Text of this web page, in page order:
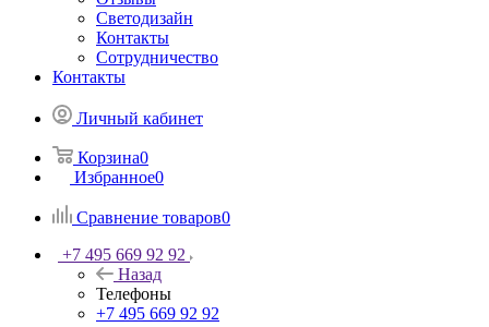
Светодизайн
Контакты
Сотрудничество
Контакты
Личный кабинет
Корзина0
Избранное0
Сравнение товаров0
+7 495 669 92 92
Назад
Телефоны
+7 495 669 92 92